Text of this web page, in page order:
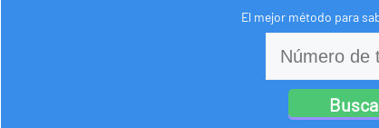
El mejor método para